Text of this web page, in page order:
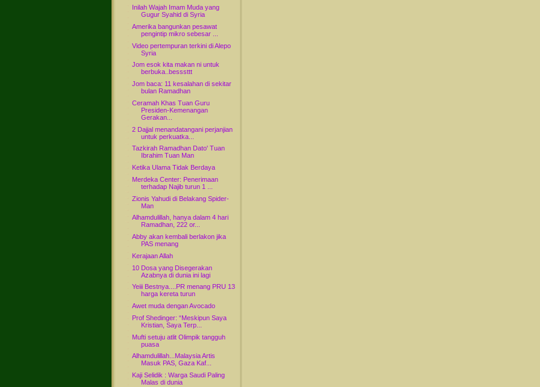
Inilah Wajah Imam Muda yang
Gugur Syahid di Syria
Amerika bangunkan pesawat
pengintip mikro sebesar ...
Video pertempuran terkini di Alepo
Syria
Jom esok kita makan ni untuk
berbuka..besssttt
Jom baca: 11 kesalahan di sekitar
bulan Ramadhan
Ceramah Khas Tuan Guru
Presiden-Kemenangan
Gerakan...
2 Dajjal menandatangani perjanjian
untuk perkuatka...
Tazkirah Ramadhan Dato' Tuan
Ibrahim Tuan Man
Ketika Ulama Tidak Berdaya
Merdeka Center: Penerimaan
terhadap Najib turun 1 ...
Zionis Yahudi di Belakang Spider-
Man
Alhamdulillah, hanya dalam 4 hari
Ramadhan, 222 or...
Abby akan kembali berlakon jika
PAS menang
Kerajaan Allah
10 Dosa yang Disegerakan
Azabnya di dunia ini lagi
Yeiii Bestnya....PR menang PRU 13
harga kereta turun
Awet muda dengan Avocado
Prof Shedinger: “Meskipun Saya
Kristian, Saya Terp...
Mufti setuju atlit Olimpik tangguh
puasa
Alhamdulillah...Malaysia Artis
Masuk PAS, Gaza Kaf...
Kaji Selidik : Warga Saudi Paling
Malas di dunia